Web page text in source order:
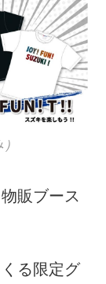
販ブース
る限定グ